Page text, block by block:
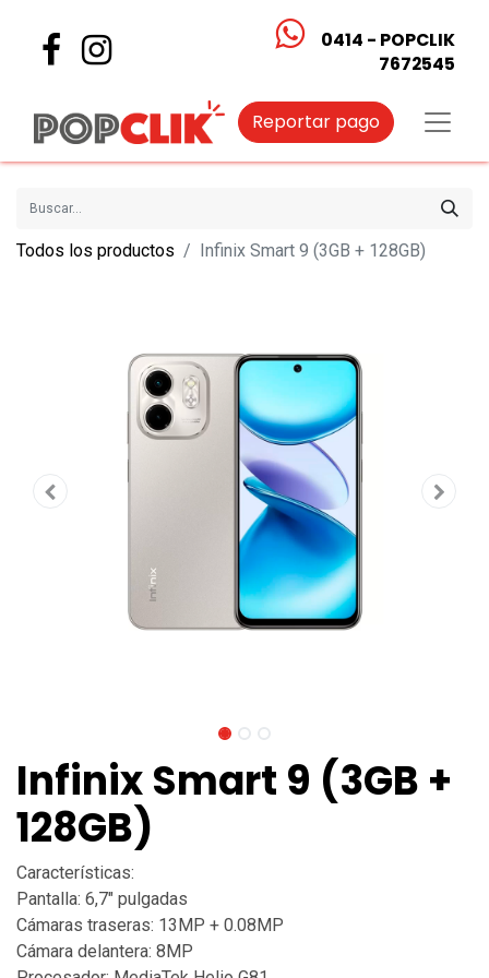
0414 - POPCLIK
7672545
Reportar pago
Todos los productos Infinix Smart 9 (3GB + 128GB)
Infinix Smart 9 (3GB +
128GB)
Características:
Pantalla: 6,7" pulgadas
Cámaras traseras: 13MP + 0.08MP
Cámara delantera: 8MP